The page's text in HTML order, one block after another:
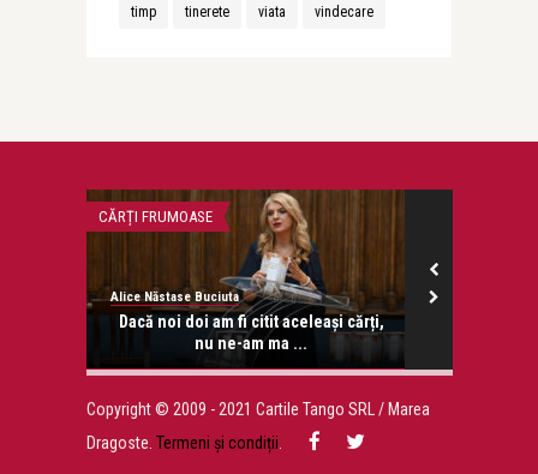
timp tinerete viata vindecare
CĂRȚI FRUMOASE
Alice Năstase Buciuta
Dacă noi doi am fi citit aceleași cărți,
nu ne-am ma ...
Copyright © 2009 - 2021 Cartile Tango SRL / Marea
Dragoste. Termeni și condiții.